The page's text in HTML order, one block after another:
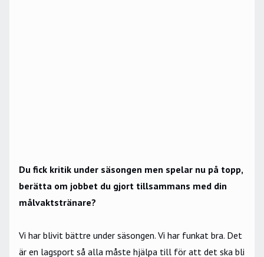
Du fick kritik under säsongen men spelar nu på topp,
berätta om jobbet du gjort tillsammans med din
målvaktstränare?
Vi har blivit bättre under säsongen. Vi har funkat bra. Det
är en lagsport så alla måste hjälpa till för att det ska bli